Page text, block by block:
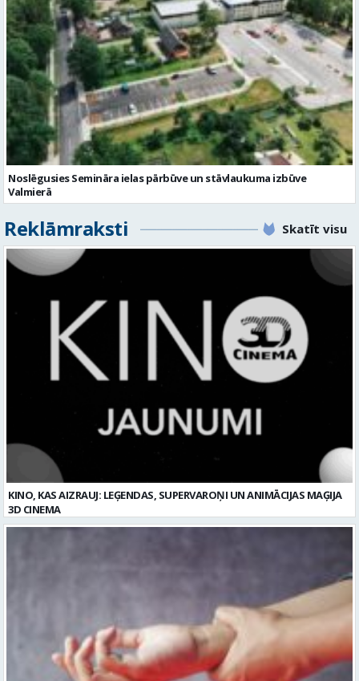
Noslēgusies Semināra ielas pārbūve un stāvlaukuma izbūve
Valmierā
Reklāmraksti Skatīt visu
KINO, KAS AIZRAUJ: LEĢENDAS, SUPERVAROŅI UN ANIMĀCIJAS MAĢIJA
3D CINEMA